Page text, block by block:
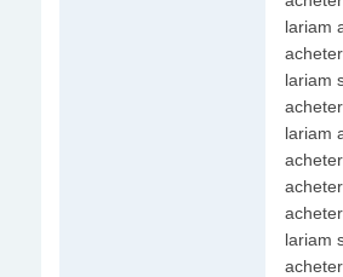
lariam
lariam
lariam
lariam